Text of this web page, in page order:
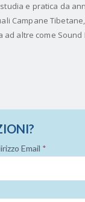
e pratica da
Campane
altre come Sound
Email *